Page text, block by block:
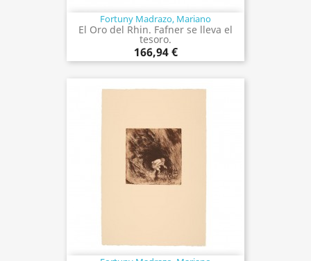
Fortuny Madrazo, Mariano
El Oro del Rhin. Fafner se lleva el
tesoro.
166,94 €